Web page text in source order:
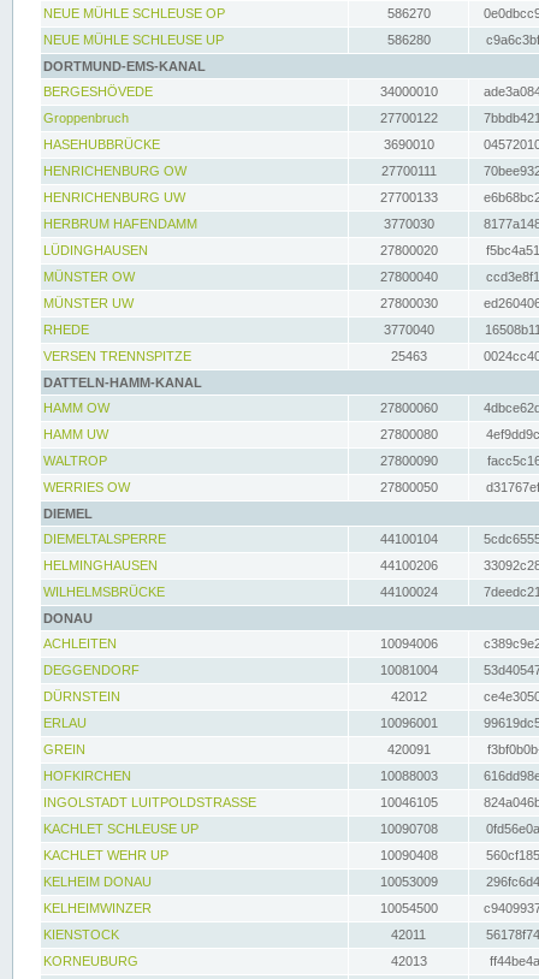
NEUE MÜHLE SCHLEUSE OP
586270
NEUE MÜHLE SCHLEUSE UP
586280
DORTMUND-EMS-KANAL
BERGESHÖVEDE
34000010
Groppenbruch
27700122
HASEHUBBRÜCKE
3690010
HENRICHENBURG OW
27700111
HENRICHENBURG UW
27700133
HERBRUM HAFENDAMM
3770030
LÜDINGHAUSEN
27800020
MÜNSTER OW
27800040
MÜNSTER UW
27800030
RHEDE
3770040
VERSEN TRENNSPITZE
25463
DATTELN-HAMM-KANAL
HAMM OW
27800060
HAMM UW
27800080
WALTROP
27800090
WERRIES OW
27800050
DIEMEL
DIEMELTALSPERRE
44100104
HELMINGHAUSEN
44100206
WILHELMSBRÜCKE
44100024
DONAU
ACHLEITEN
10094006
DEGGENDORF
10081004
DÜRNSTEIN
42012
ERLAU
10096001
GREIN
420091
HOFKIRCHEN
10088003
INGOLSTADT LUITPOLDSTRASSE
10046105
KACHLET SCHLEUSE UP
10090708
KACHLET WEHR UP
10090408
KELHEIM DONAU
10053009
KELHEIMWINZER
10054500
KIENSTOCK
42011
KORNEUBURG
42013